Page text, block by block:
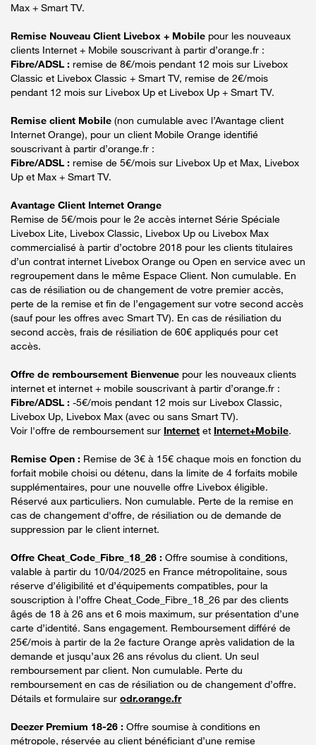
Max + Smart TV.
Remise Nouveau Client Livebox + Mobile pour les nouveaux
clients Internet + Mobile souscrivant à partir d’orange.fr :
Fibre/ADSL : remise de 8€/mois pendant 12 mois sur Livebox
Classic et Livebox Classic + Smart TV, remise de 2€/mois
pendant 12 mois sur Livebox Up et Livebox Up + Smart TV.
Remise client Mobile (non cumulable avec l’Avantage client
Internet Orange), pour un client Mobile Orange identifié
souscrivant à partir d’orange.fr :
Fibre/ADSL : remise de 5€/mois sur Livebox Up et Max, Livebox
Up et Max + Smart TV.
Avantage Client Internet Orange
Remise de 5€/mois pour le 2e accès internet Série Spéciale
Livebox Lite, Livebox Classic, Livebox Up ou Livebox Max
commercialisé à partir d’octobre 2018 pour les clients titulaires
d’un contrat internet Livebox Orange ou Open en service avec un
regroupement dans le même Espace Client. Non cumulable. En
cas de résiliation ou de changement de votre premier accès,
perte de la remise et fin de l’engagement sur votre second accès
(sauf pour les offres avec Smart TV). En cas de résiliation du
second accès, frais de résiliation de 60€ appliqués pour cet
accès.
Offre de remboursement Bienvenue pour les nouveaux clients
internet et internet + mobile souscrivant à partir d’orange.fr :
Fibre/ADSL : -5€/mois pendant 12 mois sur Livebox Classic,
Livebox Up, Livebox Max (avec ou sans Smart TV).
Voir l'offre de remboursement sur Internet et Internet+Mobile.
Remise Open : Remise de 3€ à 15€ chaque mois en fonction du
forfait mobile choisi ou détenu, dans la limite de 4 forfaits mobile
supplémentaires, pour une nouvelle offre Livebox éligible.
Réservé aux particuliers. Non cumulable. Perte de la remise en
cas de changement d'offre, de résiliation ou de demande de
suppression par le client internet.
Offre Cheat_Code_Fibre_18_26 : Offre soumise à conditions,
valable à partir du 10/04/2025 en France métropolitaine, sous
réserve d’éligibilité et d’équipements compatibles, pour la
souscription à l’offre Cheat_Code_Fibre_18_26 par des clients
âgés de 18 à 26 ans et 6 mois maximum, sur présentation d’une
carte d’identité. Sans engagement. Remboursement différé de
25€/mois à partir de la 2e facture Orange après validation de la
demande et jusqu’aux 26 ans révolus du client. Un seul
remboursement par client. Non cumulable. Perte du
remboursement en cas de résiliation ou de changement d’offre.
Détails et formulaire sur odr.orange.fr
Deezer Premium 18-26 : Offre soumise à conditions en
métropole, réservée au client bénéficiant d’une remise